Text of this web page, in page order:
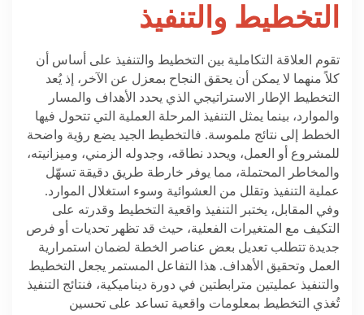
التخطيط والتنفيذ
تقوم العلاقة التكاملية بين التخطيط والتنفيذ على أساس أن
كلاً منهما لا يمكن أن يحقق النجاح بمعزل عن الآخر، إذ يُعد
التخطيط الإطار الاستراتيجي الذي يحدد الأهداف والمسار
والموارد، بينما يمثل التنفيذ المرحلة العملية التي تتحول فيها
الخطط إلى نتائج ملموسة. فالتخطيط الجيد يضع رؤية واضحة
للمشروع أو العمل، ويحدد نطاقه، وجدوله الزمني، وميزانيته،
والمخاطر المحتملة، مما يوفر خارطة طريق دقيقة تسهّل
عملية التنفيذ وتقلل من العشوائية وسوء استغلال الموارد.
وفي المقابل، يختبر التنفيذ واقعية التخطيط وقدرته على
التكيف مع المتغيرات الفعلية، حيث قد تظهر تحديات أو فرص
جديدة تتطلب تعديل بعض عناصر الخطة لضمان استمرارية
العمل وتحقيق الأهداف. هذا التفاعل المستمر يجعل التخطيط
والتنفيذ عمليتين مترابطتين في دورة ديناميكية، فنتائج التنفيذ
تُغذي التخطيط بمعلومات واقعية تساعد على تحسين